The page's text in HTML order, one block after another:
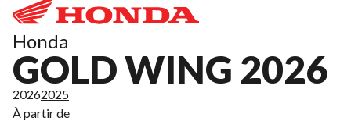
Honda
GOLD WING 2026
20262025
À partir de